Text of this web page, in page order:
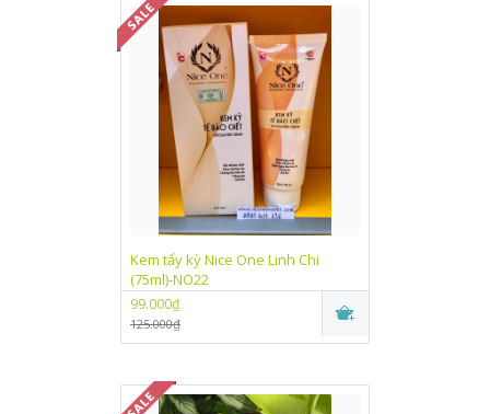
Kem tẩy kỳ Nice One Linh Chi
(75ml)-NO22
99.000₫
125.000₫